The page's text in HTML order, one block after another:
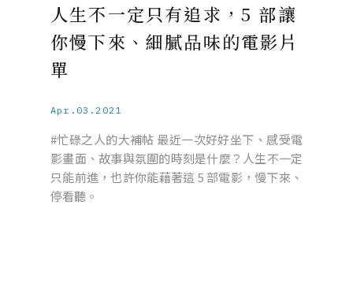
人生不一定只有追求，5 部讓
你慢下來、細膩品味的電影片
單
Apr.03.2021
#忙碌之人的大補帖 最近一次好好坐下、感受電
影畫面、故事與氛圍的時刻是什麼？人生不一定
只能前進，也許你能藉著這 5 部電影，慢下來、
停看聽。